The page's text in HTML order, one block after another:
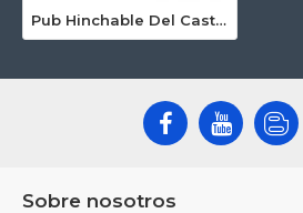
Pub Hinchable Del Castillo
Sobre nosotros